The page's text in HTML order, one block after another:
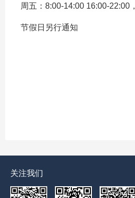
周五：8:00-14:00 16:00-22:00
节假日另行通知
关注我们